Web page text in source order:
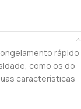
rápido
como os do
características